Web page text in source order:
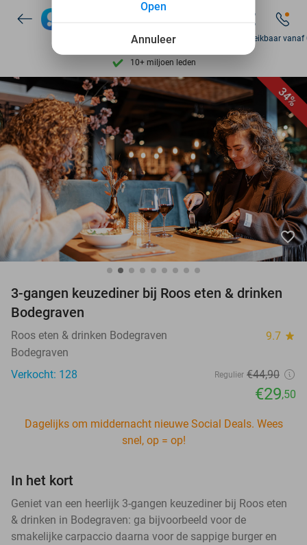
9,4 op basis van206.239 reviews
Ontdek 15.000+ deals
7 dagen per week beschikbaar
10+ miljoen leden
Zo bereikbaar
34%
favorite_border
3-gangen keuzediner bij Roos eten & drinken
Bodegraven
Roos eten & drinken Bodegraven 9.7 star
Bodegraven
Verkocht: 128
Regulier €44,90
€29,50
Dagelijks om middernacht nieuwe Social Deals. Wees
snel, op = op!
In het kort
Geniet van een heerlijk 3-gangen keuzediner bij Roos eten
& drinken in Bodegraven: ga bijvoorbeeld voor de
smakelijke carpaccio daarna voor de sappige burger en
Annuleer
Open